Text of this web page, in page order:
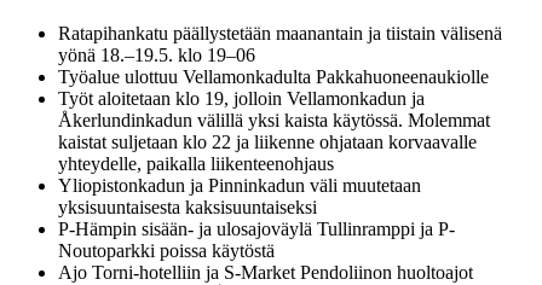
Ratapihankatu päällystetään maanantain ja tiistain välisenä
yönä 18.–19.5. klo 19–06
Työalue ulottuu Vellamonkadulta Pakkahuoneenaukiolle
Työt aloitetaan klo 19, jolloin Vellamonkadun ja
Åkerlundinkadun välillä yksi kaista käytössä. Molemmat
kaistat suljetaan klo 22 ja liikenne ohjataan korvaavalle
yhteydelle, paikalla liikenteenohjaus
Yliopistonkadun ja Pinninkadun väli muutetaan
yksisuuntaisesta kaksisuuntaiseksi
P-Hämpin sisään- ja ulosajoväylä Tullinramppi ja P-
Noutoparkki poissa käytöstä
Ajo Torni-hotelliin ja S-Market Pendoliinon huoltoajot